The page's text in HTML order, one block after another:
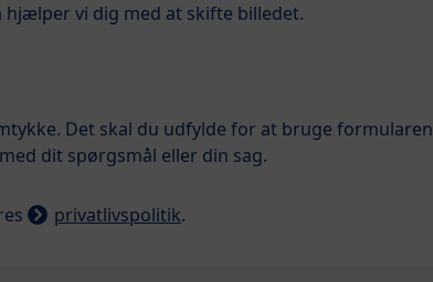
vi dig med at skifte billedet.
Det skal du udfylde for at bruge formularen
dit spørgsmål eller din sag.
privatlivspolitik.